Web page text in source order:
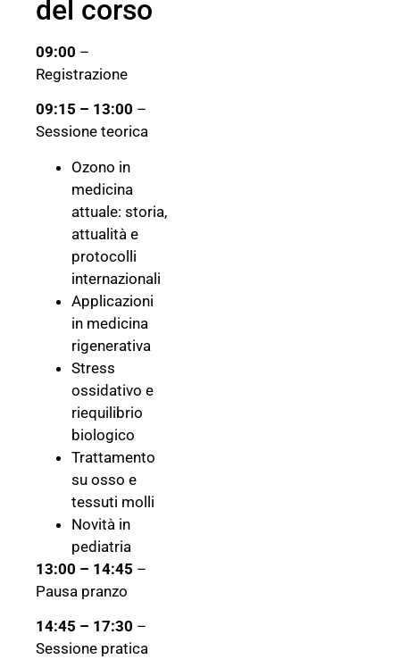
del corso
09:00 –
Registrazione
09:15 – 13:00 –
Sessione teorica
Ozono in
medicina
attuale: storia,
attualità e
protocolli
internazionali
Applicazioni
in medicina
rigenerativa
Stress
ossidativo e
riequilibrio
biologico
Trattamento
su osso e
tessuti molli
Novità in
pediatria
13:00 – 14:45 –
Pausa pranzo
14:45 – 17:30 –
Sessione pratica